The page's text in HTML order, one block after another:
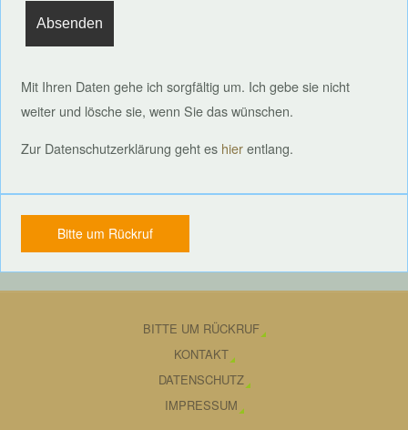
Mit Ihren Daten gehe ich sorgfältig um. Ich gebe sie nicht
weiter und lösche sie, wenn Sie das wünschen.
Zur Datenschutzerklärung geht es hierentlang.
Bitte um Rückruf
BITTE UM RÜCKRUF
KONTAKT
DATENSCHUTZ
IMPRESSUM